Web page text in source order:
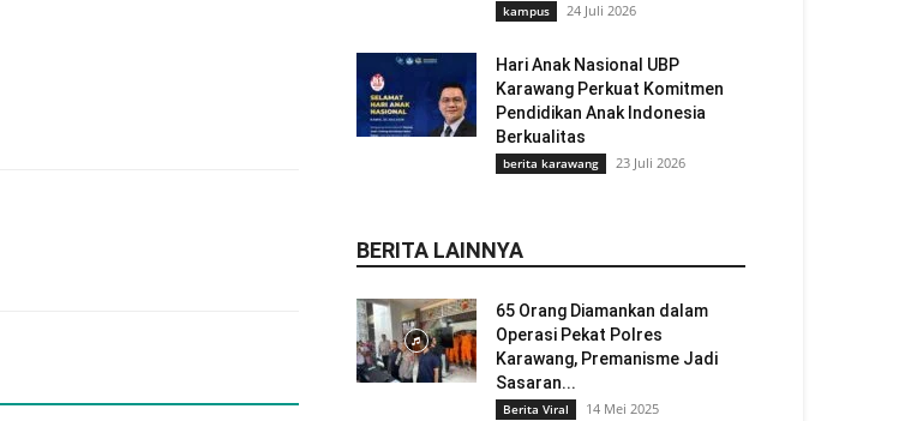
kampus 24 Juli 2026
Hari Anak Nasional UBP
Karawang Perkuat Komitmen
Pendidikan Anak Indonesia
Berkualitas
berita karawang 23 Juli 2026
BERITA LAINNYA
65 Orang Diamankan dalam
Operasi Pekat Polres
Karawang, Premanisme Jadi
Sasaran...
Berita Viral 14 Mei 2025